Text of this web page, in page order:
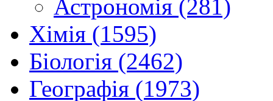
Астрономія (281)
Хімія (1595)
Біологія (2462)
Географія (1973)